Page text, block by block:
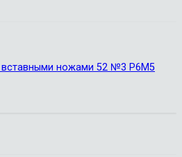
вставными ножами 52 №3 Р6М5